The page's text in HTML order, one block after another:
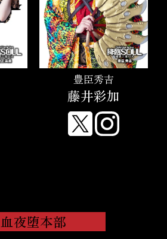
豊臣秀吉
藤井彩加
血夜堕本部